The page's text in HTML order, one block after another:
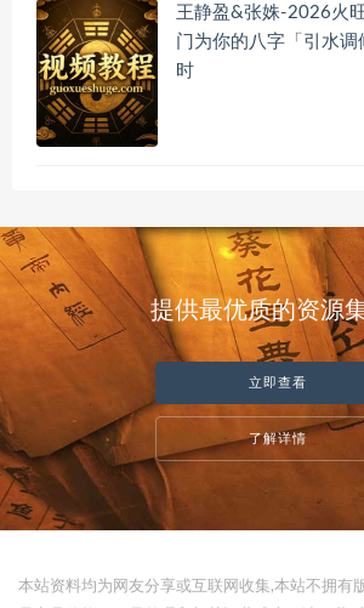
王静盈&张姝-2026火
门为你的八字「引水
时
提供最优质的资源
立即查看
了解详情
本站资料均为网友分享或互联网收集,本站不拥有